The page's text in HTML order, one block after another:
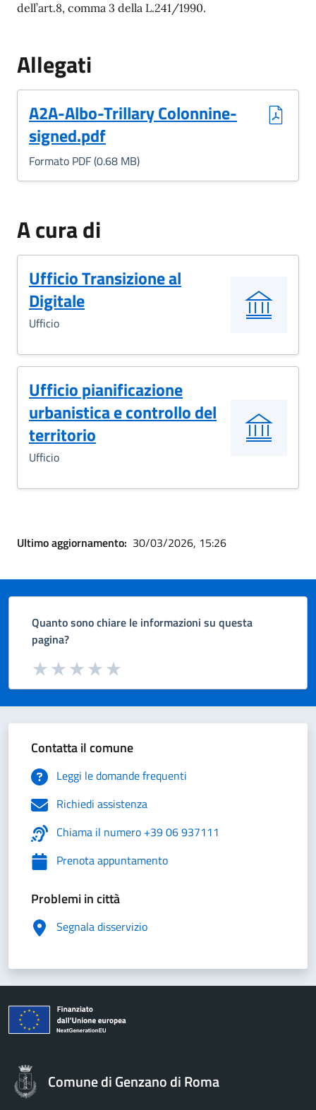
dell’art.8, comma 3 della L.241/1990.
Allegati
A2A-Albo-Trillary Colonnine-
signed.pdf
(Formato PDF, 0.68 MB)
Formato PDF (0.68 MB)
A cura di
Ufficio Transizione al
Digitale
Ufficio
Ufficio pianificazione
urbanistica e controllo del
territorio
Ufficio
Ultimo aggiornamento: 30/03/2026, 15:26
Quanto sono chiare le informazioni su questa
pagina?
Valuta da 1 a 5 stelle la pagina
Valuta 5 stelle su 5
Valuta 4 stelle su 5
Valuta 3 stelle su 5
Valuta 2 stelle su 5
Valuta 1 stelle su 5
Contatta il comune
Leggi le domande frequenti
Richiedi assistenza
Chiama il numero +39 06 937111
Prenota appuntamento
Problemi in città
Segnala disservizio
Comune di Genzano di Roma